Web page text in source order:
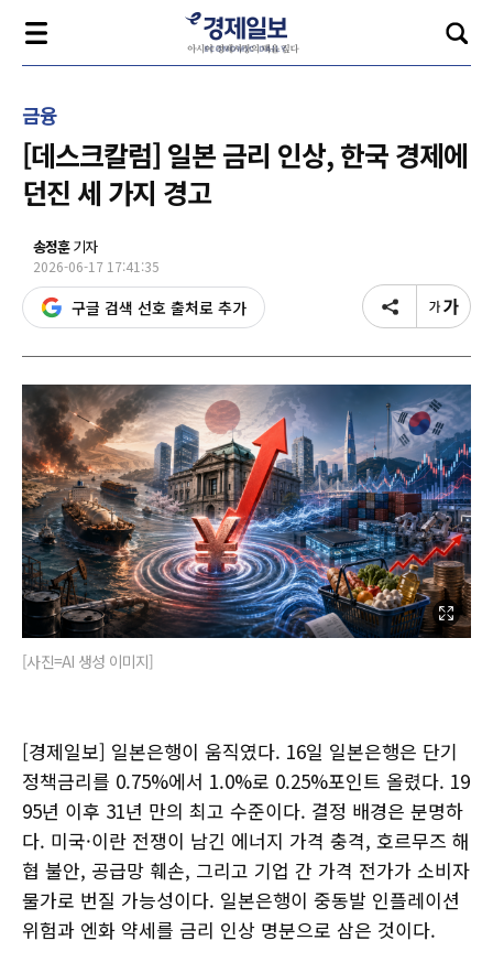
금융
[데스크칼럼] 일본 금리 인상, 한국 경제에
던진 세 가지 경고
송정훈기자
2026-06-17 17:41:35
구글 검색 선호 출처로 추가
[사진=AI 생성 이미지]
[경제일보] 일본은행이 움직였다. 16일 일본은행은 단기
정책금리를 0.75%에서 1.0%로 0.25%포인트 올렸다. 19
95년 이후 31년 만의 최고 수준이다. 결정 배경은 분명하
다. 미국·이란 전쟁이 남긴 에너지 가격 충격, 호르무즈 해
협 불안, 공급망 훼손, 그리고 기업 간 가격 전가가 소비자
물가로 번질 가능성이다. 일본은행이 중동발 인플레이션
위험과 엔화 약세를 금리 인상 명분으로 삼은 것이다.